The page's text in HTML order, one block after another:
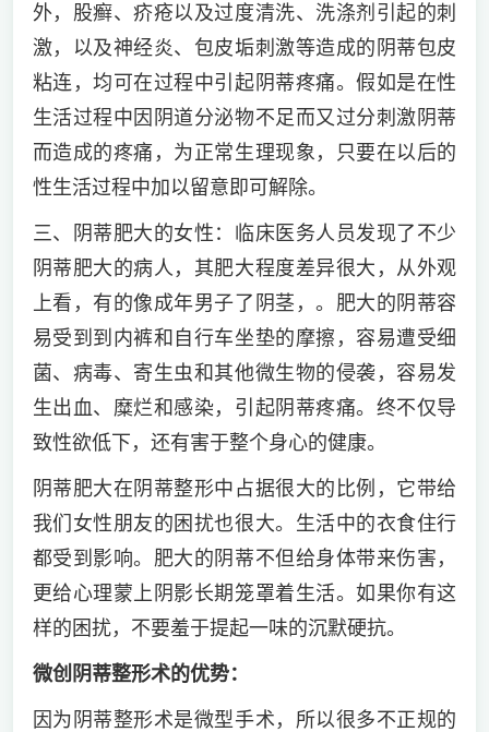
外，股癣、疥疮以及过度清洗、洗涤剂引起的刺
激，以及神经炎、包皮垢刺激等造成的阴蒂包皮
粘连，均可在过程中引起阴蒂疼痛。假如是在性
生活过程中因阴道分泌物不足而又过分刺激阴蒂
而造成的疼痛，为正常生理现象，只要在以后的
性生活过程中加以留意即可解除。
三、阴蒂肥大的女性：临床医务人员发现了不少
阴蒂肥大的病人，其肥大程度差异很大，从外观
上看，有的像成年男子了阴茎，。肥大的阴蒂容
易受到到内裤和自行车坐垫的摩擦，容易遭受细
菌、病毒、寄生虫和其他微生物的侵袭，容易发
生出血、糜烂和感染，引起阴蒂疼痛。终不仅导
致性欲低下，还有害于整个身心的健康。
阴蒂肥大在阴蒂整形中占据很大的比例，它带给
我们女性朋友的困扰也很大。生活中的衣食住行
都受到影响。肥大的阴蒂不但给身体带来伤害，
更给心理蒙上阴影长期笼罩着生活。如果你有这
样的困扰，不要羞于提起一味的沉默硬抗。
微创阴蒂整形术的优势：
因为阴蒂整形术是微型手术，所以很多不正规的